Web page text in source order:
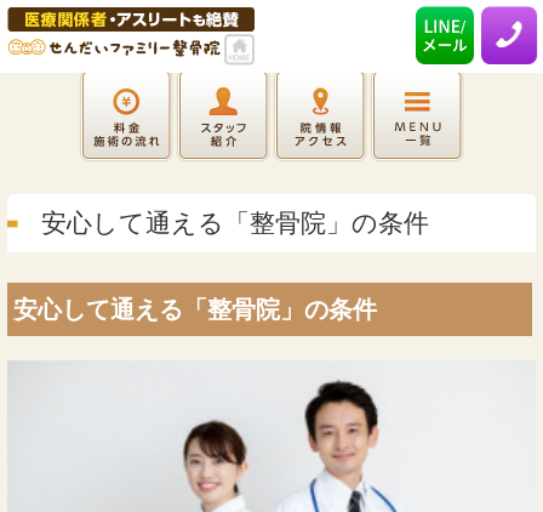
安心して通える「整骨院」の条件
安心して通える「整骨院」の条件